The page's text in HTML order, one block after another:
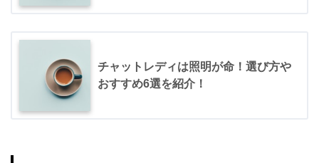
チャットレディは照明が命！選び方や
おすすめ6選を紹介！